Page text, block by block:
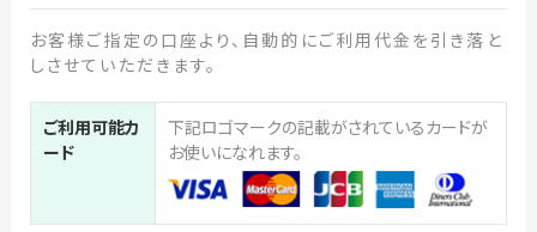
お客様ご指定の口座より、自動的にご利用代金を引き落と
しさせていただきます。
ご利用可能カ
ード
下記ロゴマークの記載がされているカードが
お使いになれます。